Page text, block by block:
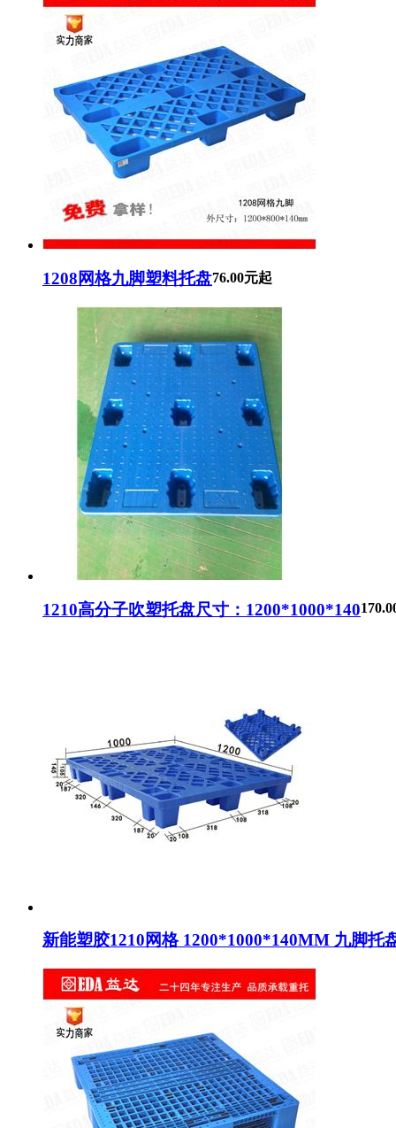
1208网格九脚塑料托盘76.00元起
1210高分子吹塑托盘尺寸：1200*1000*140
新能塑胶1210网格 1200*1000*140MM 九脚托